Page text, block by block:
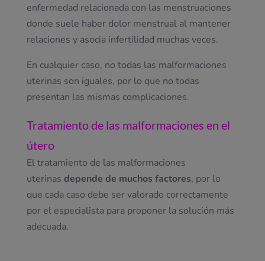
enfermedad relacionada con las menstruaciones
donde suele haber dolor menstrual al mantener
relaciones y asocia infertilidad muchas veces.
En cualquier caso, no todas las malformaciones
uterinas son iguales, por lo que no todas
presentan las mismas complicaciones.
Tratamientode las malformaciones en el
útero
El tratamiento de las malformaciones
uterinas depende de muchos factores, por lo
que cada caso debe ser valorado correctamente
por el especialista para proponer la solución más
adecuada.